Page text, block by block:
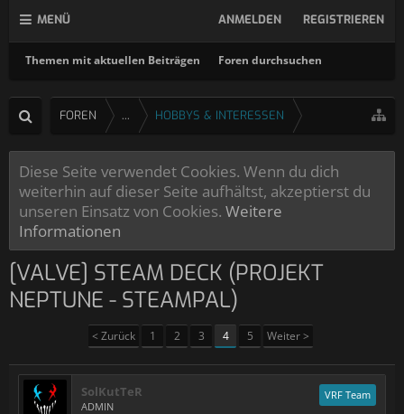
MENÜ
Themen mit aktuellen Beiträgen Foren durchsuchen
ANMELDEN REGISTRIEREN
FOREN ... HOBBYS & INTERESSEN
Diese Seite verwendet Cookies. Wenn du dich
weiterhin auf dieser Seite aufhältst, akzeptierst du
unseren Einsatz von Cookies. Weitere
Informationen
[VALVE] STEAM DECK (PROJEKT
NEPTUNE - STEAMPAL)
< Zurück 1 2 3 4 5 Weiter >
SolKutTeR
ADMIN
VRF Team